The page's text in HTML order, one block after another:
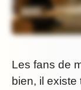
Les fans de
bien, il existe